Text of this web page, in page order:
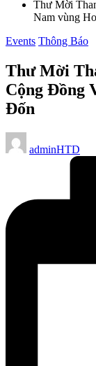
Thư Mời
Nam vùng
Posted
Events Thông Báo
Thư Mời
Cộng Đồng
Đốn
Posted
by
adminHTD